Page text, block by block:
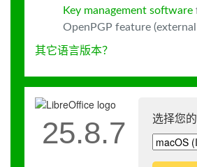
Key management software
OpenPGP feature
其它语言版本？
选择您
25.8.7